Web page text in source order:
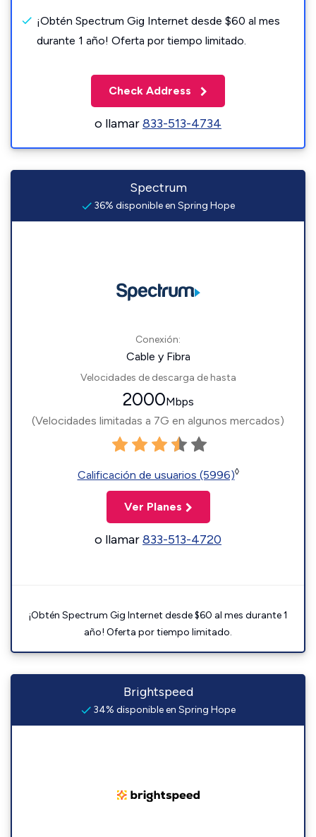
¡Obtén Spectrum Gig Internet desde $60 al mes
durante 1 año! Oferta por tiempo limitado.
Check Address
o llamar833-513-4734
Spectrum
36% disponible en Spring Hope
Conexión:
Cable y Fibra
Velocidades de descarga de hasta
2000Mbps
(Velocidades limitadas a 7G en algunos mercados)
Calificación de usuarios (5996)◊
Ver Planes
o llamar833-513-4720
¡Obtén Spectrum Gig Internet desde $60 al mes durante 1
año! Oferta por tiempo limitado.
Brightspeed
34% disponible en Spring Hope